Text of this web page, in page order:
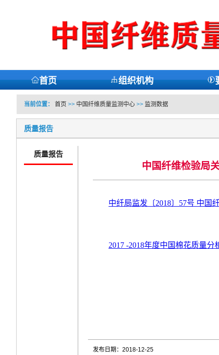
首页 组织机构
当前位置： 首页 >> 中国纤维质量监测中心>> 监测数据
质量报告
质量报告
中国纤维检验局
中纤局监发〔2018〕57号 中国
2017 -2018年度中国棉花质量分
发布日期：2018-12-25